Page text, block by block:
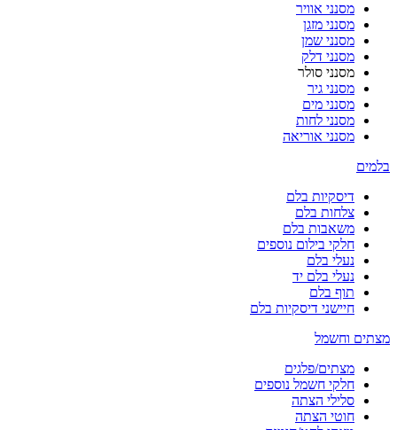
מסנני אוויר
מסנני מזגן
מסנני שמן
מסנני דלק
מסנני סולר
מסנני גיר
מסנני מים
מסנני לחות
מסנני אוריאה
בלמים
דיסקיות בלם
צלחות בלם
משאבות בלם
חלקי בילום נוספים
נעלי בלם
נעלי בלם יד
תוף בלם
חיישני דיסקיות בלם
מצתים וחשמל
מצתים/פלגים
חלקי חשמל נוספים
סלילי הצתה
חוטי הצתה